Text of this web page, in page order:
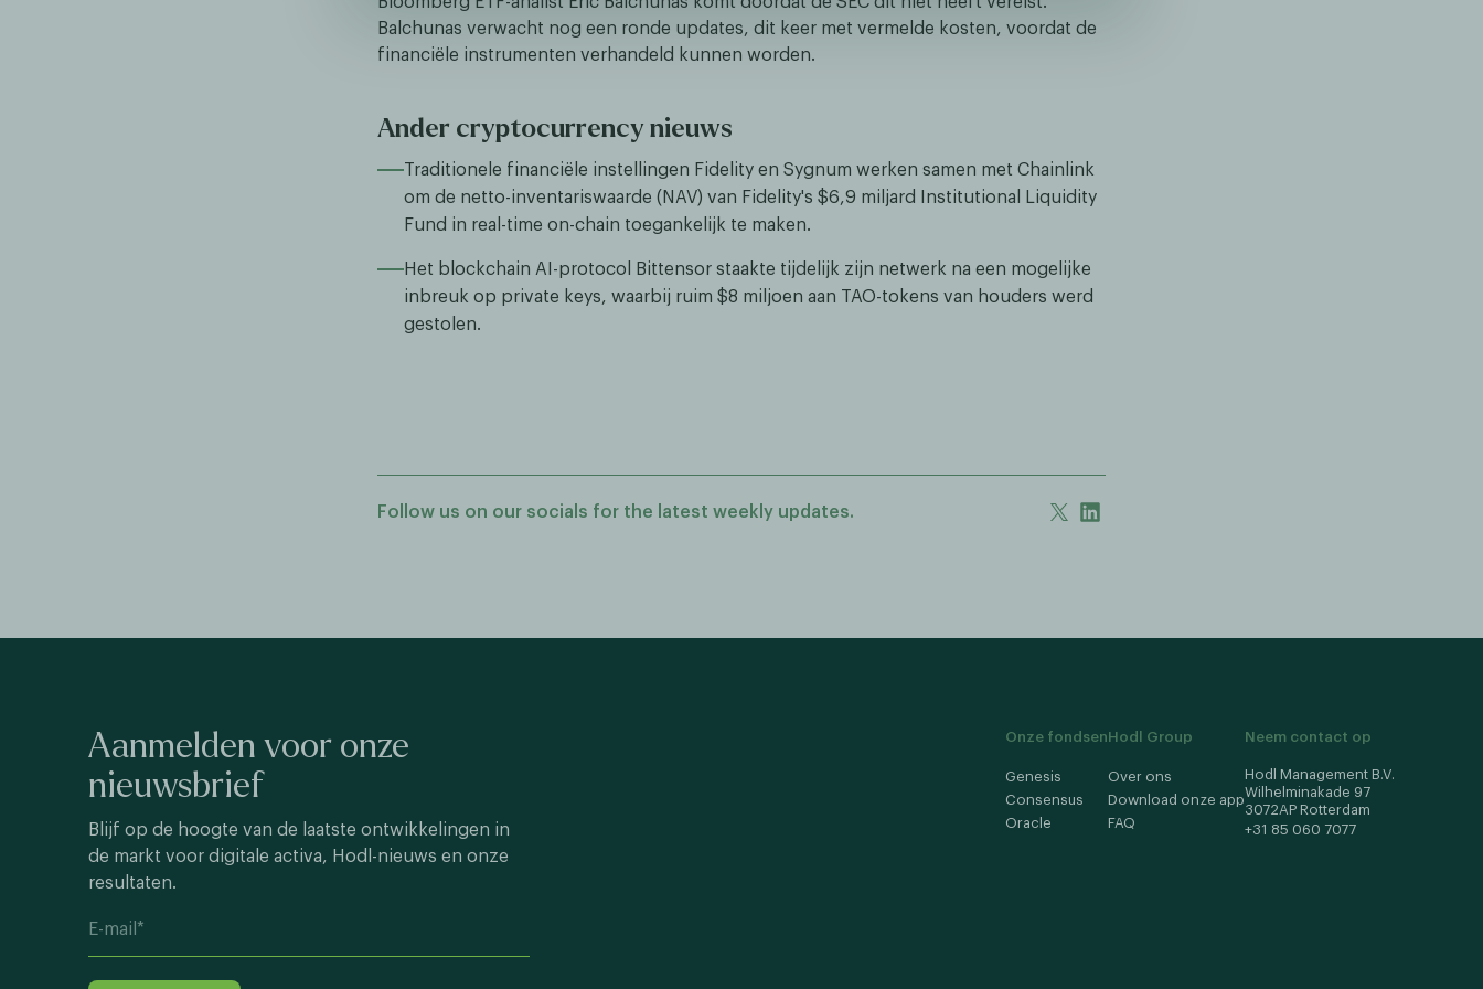
Balchunas verwacht nog een ronde updates, dit keer met vermelde kosten, voordat de
financiële instrumenten verhandeld kunnen worden.
Ander cryptocurrency nieuws
Traditionele financiële instellingen Fidelity en Sygnum werken samen met Chainlink
om de netto-inventariswaarde (NAV) van Fidelity's $6,9 miljard Institutional Liquidity
Fund in real-time on-chain toegankelijk te maken.
Het blockchain AI-protocol Bittensor staakte tijdelijk zijn netwerk na een mogelijke
inbreuk op private keys, waarbij ruim $8 miljoen aan TAO-tokens van houders werd
gestolen.
Follow us on our socials for the latest weekly updates.
Aanmelden voor onze
nieuwsbrief
Blijf op de hoogte van de laatste ontwikkelingen in
de markt voor digitale activa, Hodl-nieuws en onze
resultaten.
Onze fondsen
Genesis
Consensus
Oracle
Hodl Group
Over ons
Download onze app
FAQ
Neem contact op
Hodl Management B.V.
Wilhelminakade 97
3072AP Rotterdam
+31 85 060 7077